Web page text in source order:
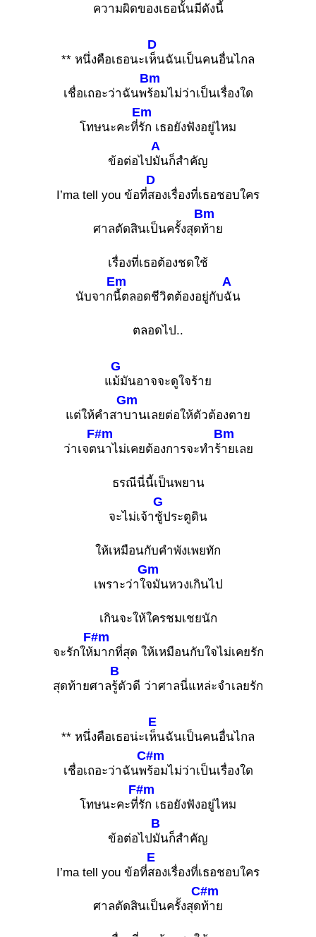
ความผิดของเธอนั้นมีดังนี้
** หนึ่งคือเธอนะเ
D
ห็นฉันเป็นคนอื่นไกล
เชื่อเถอะว่าฉันพ
Bm
ร้อมไม่ว่าเป็นเรื่องใด
โทษนะคะที่
Em
รัก เธอยังฟังอยู่ไหม
ข้อต่อไป
A
มันก็สำคัญ
I’ma tell you ข้อที่
D
สองเรื่องที่เธอชอบใคร
ศาลตัดสินเป็นครั้งสุด
Bm
ท้าย
เรื่องที่เธอต้องชดใช้
นับจาก
Em
นี้ตลอดชีวิตต้องอยู่กับ
A
ฉัน
ตลอดไป..
แ
G
ม้มันอาจจะดูใจร้าย
แต่ให้คำสา
Gm
บานเลยต่อให้ตัวต้องตาย
ว่าเจต
F#m
นาไม่เคยต้องการจะทำร้
Bm
ายเลย
ธรณีนี่นี้เป็นพยาน
จะไม่เจ้า
G
ชู้ประตูดิน
ให้เหมือนกับคำพังเพยทัก
เพราะว่าใ
Gm
จมันหวงเกินไป
เกินจะให้ใครชมเชยนัก
จะรักให้
F#m
มากที่สุด ให้เหมือนกับใจไม่เคยรัก
สุดท้ายศาล
B
รู้ตัวดี ว่าศาลนี่แหล่ะจำเลยรัก
** หนึ่งคือเธอน่ะเ
E
ห็นฉันเป็นคนอื่นไกล
เชื่อเถอะว่าฉันพ
C#m
ร้อมไม่ว่าเป็นเรื่องใด
โทษนะคะที่
F#m
รัก เธอยังฟังอยู่ไหม
ข้อต่อไป
B
มันก็สำคัญ
I’ma tell you ข้อที่
E
สองเรื่องที่เธอชอบใคร
ศาลตัดสินเป็นครั้งสุด
C#m
ท้าย